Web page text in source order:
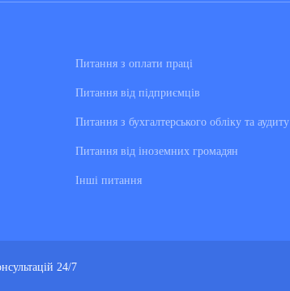
Питання з оплати праці
Питання від підприємців
Питання з бухгалтерського обліку та аудиту
Питання від іноземних громадян
Інші питання
24/7